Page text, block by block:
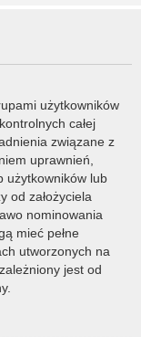
użytkowników
całej
związane z
uprawnień,
użytkowników lub
od założyciela
nominowania
mieć pełne
utworzonych na
jest od